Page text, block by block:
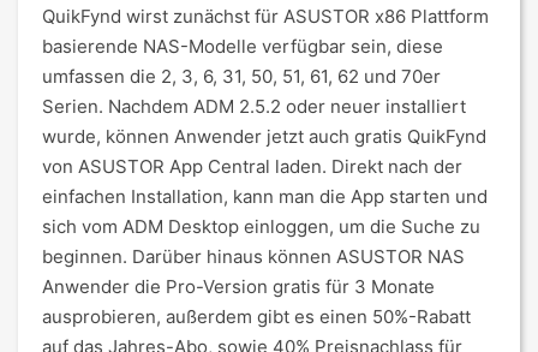
QuikFynd wirst zunächst für ASUSTOR x86 Plattform
basierende NAS-Modelle verfügbar sein, diese
umfassen die 2, 3, 6, 31, 50, 51, 61, 62 und 70er
Serien. Nachdem ADM 2.5.2 oder neuer installiert
wurde, können Anwender jetzt auch gratis QuikFynd
von ASUSTOR App Central laden. Direkt nach der
einfachen Installation, kann man die App starten und
sich vom ADM Desktop einloggen, um die Suche zu
beginnen. Darüber hinaus können ASUSTOR NAS
Anwender die Pro-Version gratis für 3 Monate
ausprobieren, außerdem gibt es einen 50%-Rabatt
auf das Jahres-Abo, sowie 40% Preisnachlass für